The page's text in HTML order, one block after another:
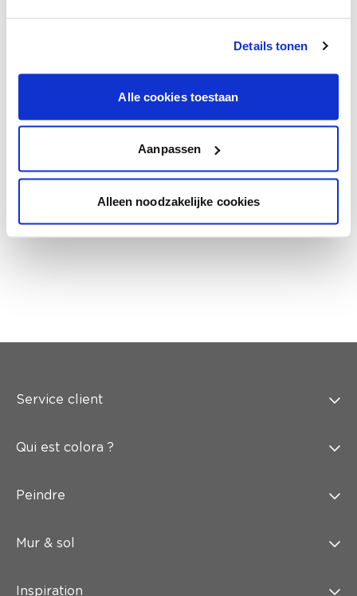
Details tonen
Alle cookies toestaan
Aanpassen
Alleen noodzakelijke cookies
Conseil couleur à domicile
en couleur.
l'éclairage et de votre mobilier.
Obtenez un contrôle technologique de vos
Service client
Qui est colora ?
Peindre
Mur & sol
Inspiration